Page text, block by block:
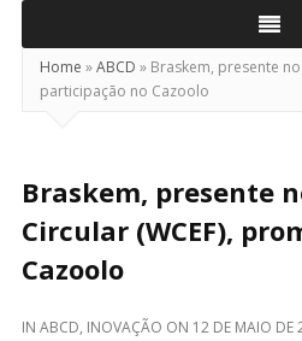
Home »ABCD » Braskem, presente
participação no Cazoolo
Braskem, presente
Circular (WCEF),
Cazoolo
IN ABCD, INOVAÇÃO ON 12 DE MAIO DE